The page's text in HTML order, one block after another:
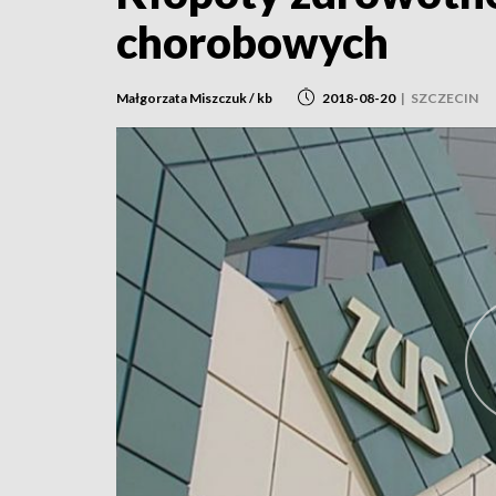
chorobowych
Małgorzata Miszczuk / kb 2018-08-20 | SZCZECIN